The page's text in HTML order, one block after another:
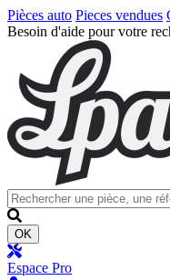
Pièces auto Pieces vendues
Besoin d'aide pour votre
OK
Espace Pro